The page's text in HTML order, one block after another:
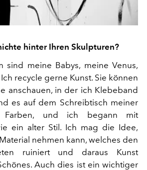
hinter Ihren Skulpturen?
sind meine Babys, meine Venus,
recycle gerne Kunst. Sie können
anschauen, in der ich Klebeband
es auf dem Schreibtisch meiner
und ich begann mit
ein alter Stil. Ich mag die Idee,
nehmen kann, welches den
ruiniert und daraus Kunst
Auch dies ist ein wichtiger